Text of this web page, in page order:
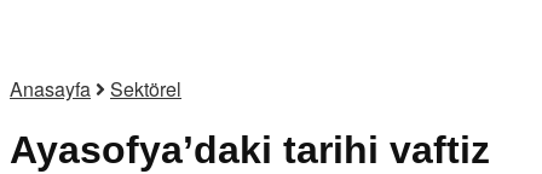
Anasayfa Sektörel
Ayasofya’daki tarihi vaftiz